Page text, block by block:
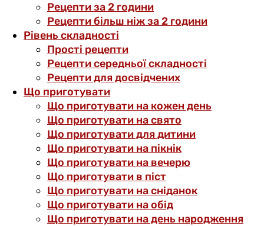
Рецепти за 2 години
Рецепти більш ніж за 2 години
Рівень складності
Прості рецепти
Рецепти середньої складності
Рецепти для досвідчених
Що приготувати
Що приготувати на кожен день
Що приготувати на свято
Що приготувати для дитини
Що приготувати на пікнік
Що приготувати на вечерю
Що приготувати в піст
Що приготувати на сніданок
Що приготувати на обід
Що приготувати на день народження